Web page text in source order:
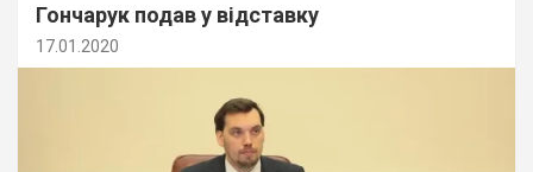
Гончарук подав у відставку
17.01.2020